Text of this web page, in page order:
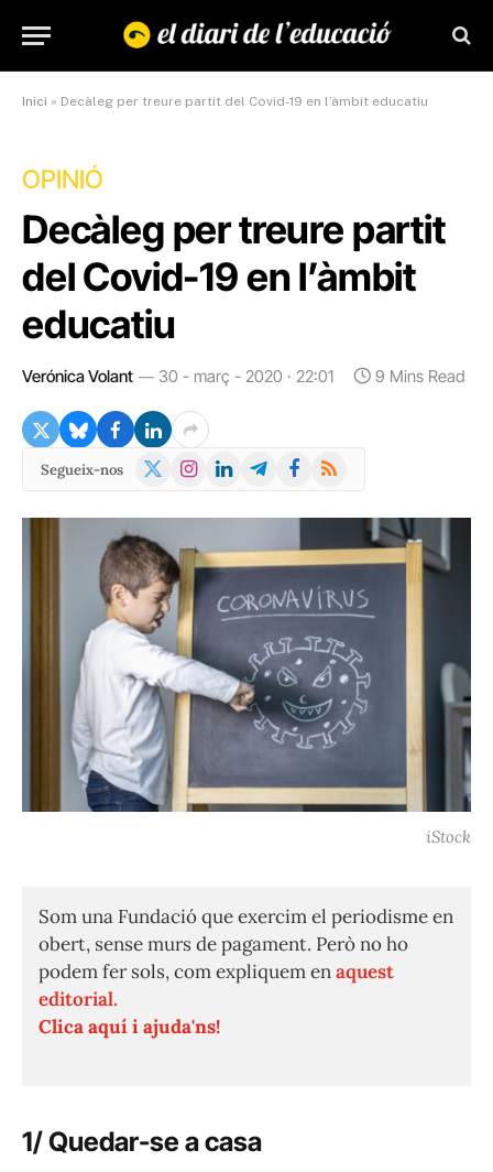
Inici » Decàleg per treure partit del Covid-19 en l’àmbit educatiu
OPINIÓ
Decàleg per treure partit
del Covid-19 en l’àmbit
educatiu
Verónica Volant 30 - març - 2020 · 22:01 9 Mins Read
Segueix-nos
X
Instagram
LinkedInTelegramFacebook
RSS
iStock
Som una Fundació que exercim el periodisme en
obert, sense murs de pagament. Però no ho
podem fer sols, com expliquem enaquest
editorial.
Clica aquí i ajuda'ns!
1/ Quedar-se a casa